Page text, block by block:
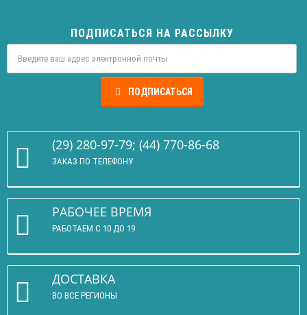
ПОДПИСАТЬСЯ НА РАССЫЛКУ
ПОДПИСАТЬСЯ
(29) 280-97-79; (44) 770-86-68
ЗАКАЗ ПО ТЕЛЕФОНУ
РАБОЧЕЕ ВРЕМЯ
РАБОТАЕМ С 10 ДО 19
ДОСТАВКА
ВО ВСЕ РЕГИОНЫ